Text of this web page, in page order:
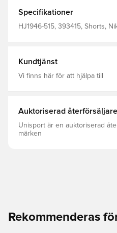
Specifikationer
HJ1946-515, 393415, Shorts,
Kundtjänst
Vi finns här för att hjälpa till
Auktoriserad återförsäljare
Unisport är en auktoriserad
märken
Rekommenderas